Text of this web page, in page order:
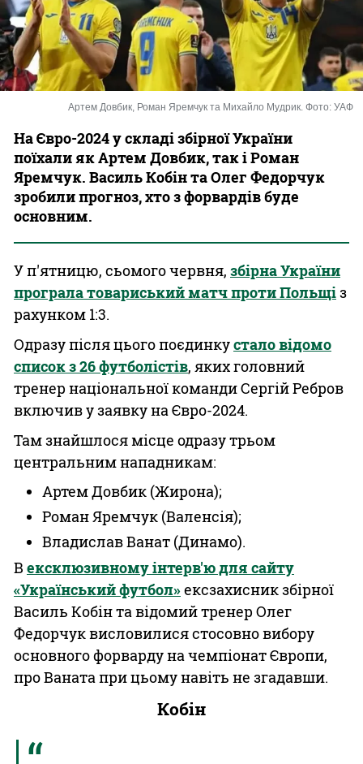
Казино
Артем Довбик, Роман Яремчук та Михайло Мудрик. Фото: УАФ
На Євро-2024 у складі збірної України
поїхали як Артем Довбик, так і Роман
Яремчук. Василь Кобін та Олег Федорчук
зробили прогноз, хто з форвардів буде
основним.
У п'ятницю, сьомого червня, збірна України
програла товариський матч проти Польщіз
рахунком 1:3.
Одразу після цього поєдинкустало відомо
список з 26 футболістів, яких головний
тренер національної команди Сергій Ребров
включив у заявку на Євро-2024.
Там знайшлося місце одразу трьом
центральним нападникам:
Артем Довбик (Жирона);
Роман Яремчук (Валенсія);
Владислав Ванат (Динамо).
В ексклюзивному інтерв'ю для сайту
«Український футбол»ексзахисник збірної
Василь Кобін та відомий тренер Олег
Федорчук висловилися стосовно вибору
основного форварду на чемпіонат Європи,
про Ваната при цьому навіть не згадавши.
Кобін